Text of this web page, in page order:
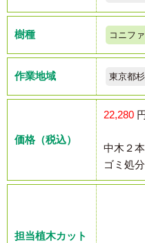
樹種 コニフ
作業地域 東京都
価格（税込）
22,280
中木２
ゴミ処分
担当植木カット